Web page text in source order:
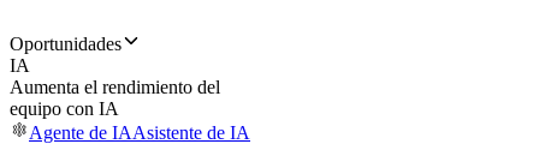
Oportunidades
IA
Aumenta el rendimiento del
equipo con IA
Agente de IAAsistente de IA